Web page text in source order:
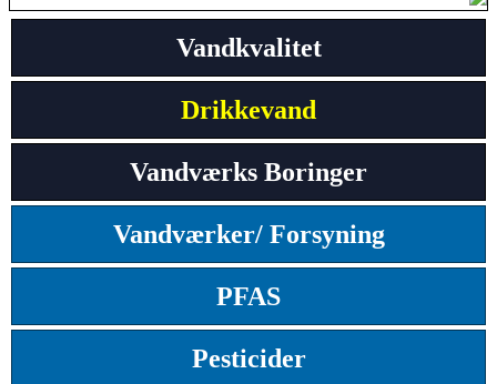
Vandkvalitet
Drikkevand
Vandværks Boringer
Vandværker/ Forsyning
PFAS
Pesticider